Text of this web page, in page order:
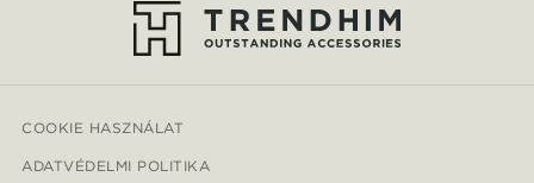
COOKIE HASZNÁLAT
ADATVÉDELMI POLITIKA